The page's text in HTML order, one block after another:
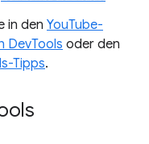
in den YouTube-
DevTools oder den
Tipps.